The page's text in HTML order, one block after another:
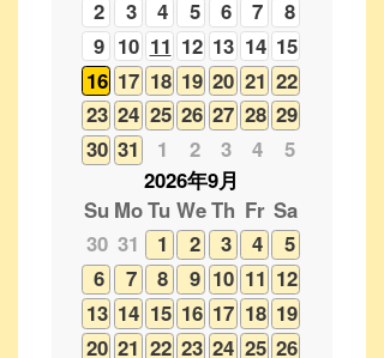
31 1 2 3
2026年9月
SuMo Tu WeTh Fr Sa
30 31 1 2 3 4
5
6
7 8 9 10 11 12
13 14 15 16 17 18 19
23 24 25 26
27 28 29 30 1 2